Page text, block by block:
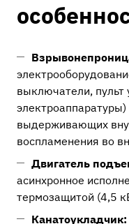
выключатели,
выдерживающих
воспламенения во
Двигатель
асинхронное
термозащитой (4,5
Канатоукладчик: